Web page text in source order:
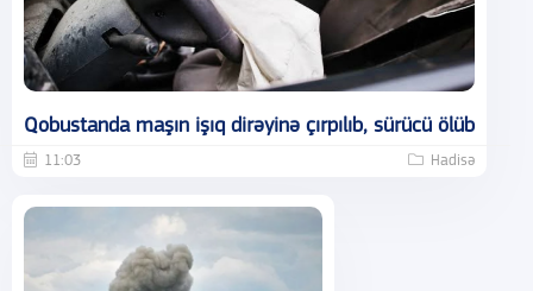
Qobustanda maşın işıq dirəyinə çırpılıb, sürücü ölüb
11:03 Hadisə